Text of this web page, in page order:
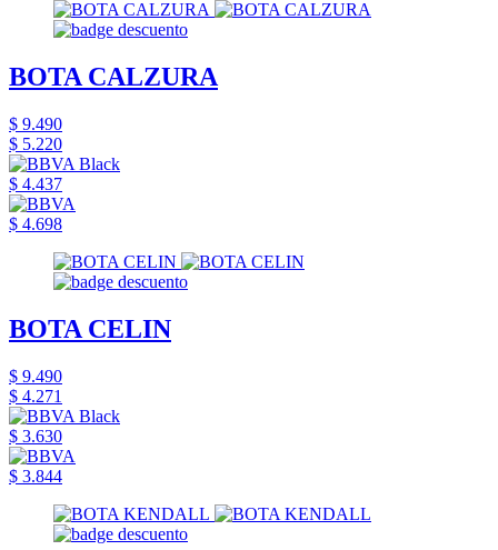
BOTA CALZURA
$ 9.490
$ 5.220
$ 4.437
$ 4.698
BOTA CELIN
$ 9.490
$ 4.271
$ 3.630
$ 3.844